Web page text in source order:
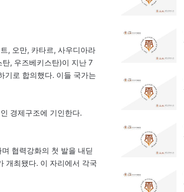
, 오만, 카타르, 사우디아라
, 우즈베키스탄)이 지난 7
기로 합의했다. 이들 국가는
경제구조에 기인한다.
협력강화의 첫 발을 내딛
개최됐다. 이 자리에서 각국